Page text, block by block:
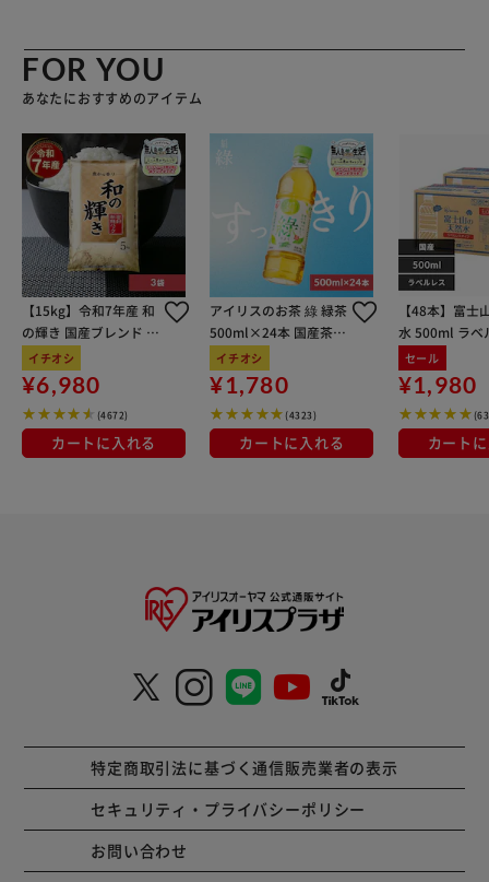
【身軽なお出掛けのアクセント】 カラビナに通したマスコ
ットを、ととのいサコッシュのベルトに提げて、素敵なバッ
グチャームに！ ※「ととのいサコッシュ」は別商品ページ
でご購入いただけます。ストアの検索窓に、商品コード
「totonoisacsh」を入力し、ご覧ください。 ※カラビナは
付属していません。 【普段使いのエコバッグに大活躍】 サ
ウナ帰りに立ち寄ったコンビニでのちょこっと買いなど、携
帯用のエコバッグにしても便利。 【ごリラックスオリジナ
ルデザイン】 コロンと丸みのある巾着のフォルムと、にん
まり不敵な笑みを浮かべるまもるさんフェイスがキュート。
【忙しい日々にも、ごリラックスを】 カラダもココロもす
っきりととのう♪快適なサ活ライフを応援する、気軽に持て
るマスコットバッグ。「ごリラックス」はサウナーさんたち
の合言葉！ 【商品配送について】 配送番号なしの配送にな
ります。
FOR YOU
あなたにおすすめのアイテム
【15kg】令和7年産 和
の輝き 国産ブレンド 5
kg×3袋
イチオシ
¥6,980
(4672)
カートに入れる
アイリスのお茶 綠 緑茶
500ml×24本 国産茶葉
100％使用
イチオシ
¥1,780
(4323)
カートに入れる
【48本】富士
水 500ml ラベ
セール
¥1,980
カート
特定商取引法に基づく通信販売業者の表示
セキュリティ・プライバシーポリシー
お問い合わせ